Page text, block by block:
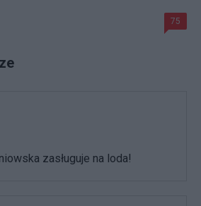
75
zasługuje na loda!